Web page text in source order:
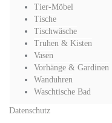
Tier-Möbel
Tische
Tischwäsche
Truhen & Kisten
Vasen
Vorhänge & Gardinen
Wanduhren
Waschtische Bad
Datenschutz